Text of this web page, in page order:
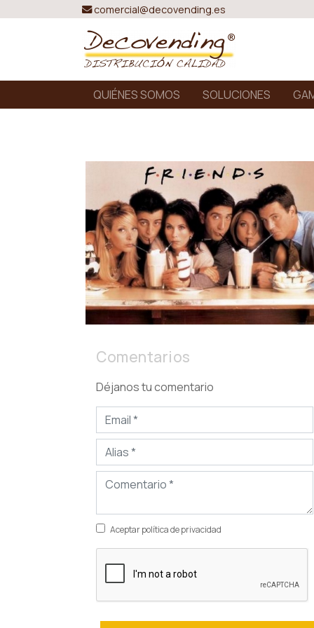
comercial@decovending.es
QUIÉNES SOMOS SOLUCIONES
Comentarios
Déjanos tu comentario
Aceptar política de privacidad